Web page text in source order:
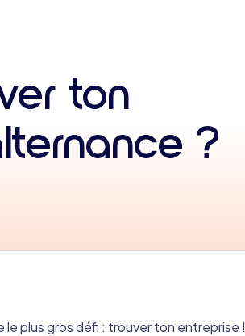
ton
?
le plus gros défi : trouver ton entreprise !